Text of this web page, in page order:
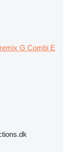
G Combi E